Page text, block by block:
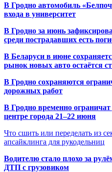
В Гродно автомобиль
входа в университет
В Гродно за июнь
среди пострадавших есть
В Беларуси в июне
рынок новых авто остаётся
В Гродно сохраняются
дорожных работ
В Гродно временно
центре города 21–22 июня
Что сшить или переделать из
апсайклинга для рукодельниц
Водителю стало плохо за
ДТП с грузовиком